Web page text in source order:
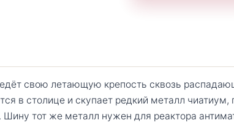
свою летающую крепость сквозь
в столице и скупает редкий металл чиатиум,
Шину тот же металл нужен для реактора